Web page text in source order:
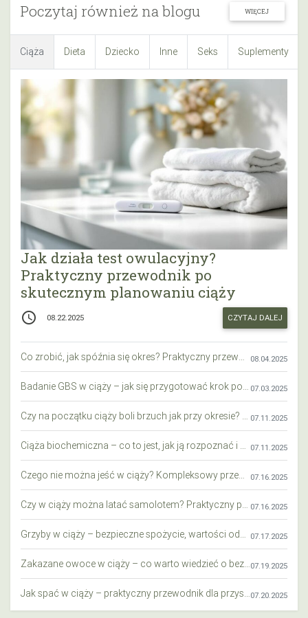
Poczytaj również na blogu WIĘCEJ
Ciąża Dieta Dziecko Inne Seks Suplementy
Jak działa test owulacyjny?
Praktyczny przewodnik po
skutecznym planowaniu ciąży
access_time 08.22.2025 CZYTAJ DALEJ
08.04.2025
07.03.2025
07.11.2025
07.11.2025
07.16.2025
07.16.2025
07.17.2025
07.19.2025
07.20.2025